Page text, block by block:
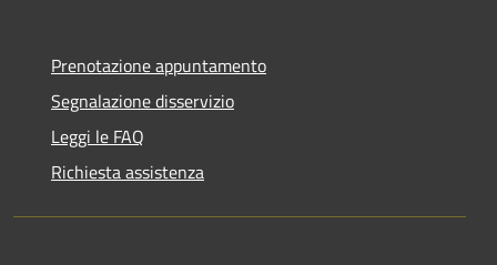
Prenotazione appuntamento
Segnalazione disservizio
Leggi le FAQ
Richiesta assistenza